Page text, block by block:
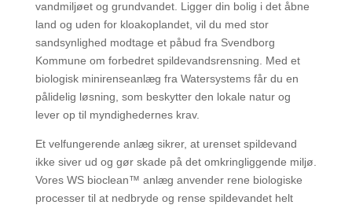
vandmiljøet og grundvandet. Ligger din bolig i det åbne
land og uden for kloakoplandet, vil du med stor
sandsynlighed modtage et påbud fra Svendborg
Kommune om forbedret spildevandsrensning. Med et
biologisk minirenseanlæg fra Watersystems får du en
pålidelig løsning, som beskytter den lokale natur og
lever op til myndighedernes krav.
Et velfungerende anlæg sikrer, at urenset spildevand
ikke siver ud og gør skade på det omkringliggende miljø.
Vores WS bioclean™ anlæg anvender rene biologiske
processer til at nedbryde og rense spildevandet helt